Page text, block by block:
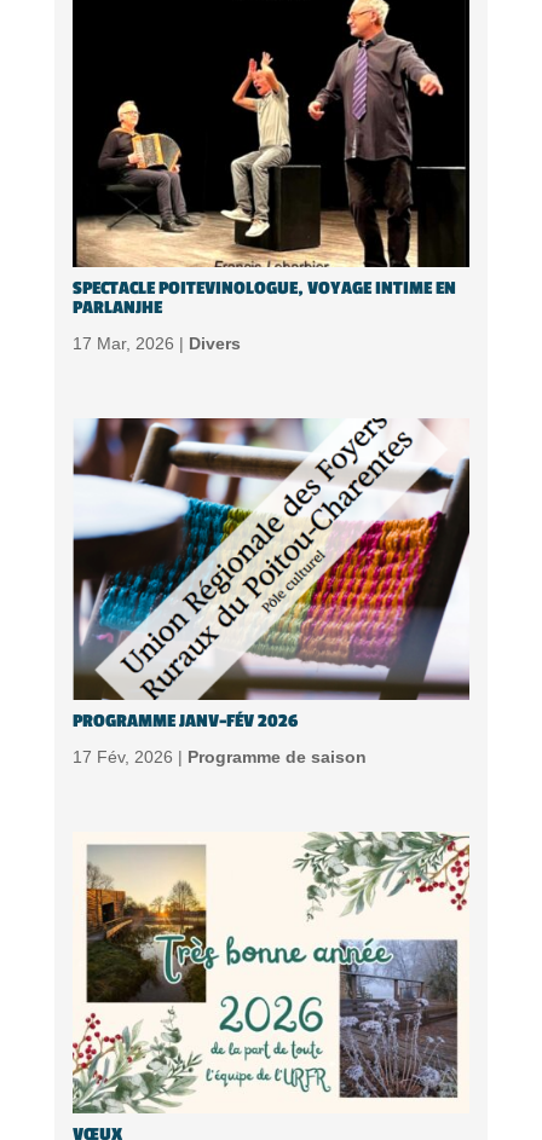
SPECTACLE POITEVINOLOGUE, VOYAGE INTIME EN
PARLANJHE
17 Mar, 2026 | Divers
PROGRAMME JANV-FÉV 2026
17 Fév, 2026 | Programme de saison
VŒUX